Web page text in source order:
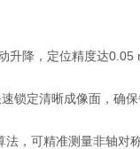
升降，定位精度达0.05
锁定清晰成像面，确
法，可精准测量非轴